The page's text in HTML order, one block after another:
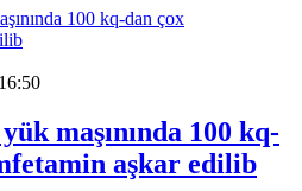
maşınında 100 kq-
aşkar edilib